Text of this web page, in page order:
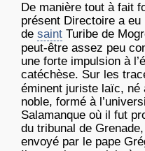
De manière tout à fait
présent Directoire a
de saint Turibe de
peut-être assez peu
une forte impulsion à
catéchèse. Sur les
éminent juriste laïc, né
noble, formé à
Salamanque où il fut
du tribunal de
envoyé par le pape